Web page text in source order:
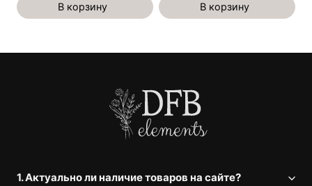
В корзину В корзину
1. Актуально ли наличие товаров на сайте?